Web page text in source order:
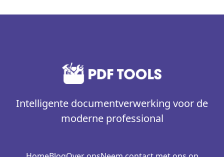
Intelligente documentverwerking voor de
moderne professional